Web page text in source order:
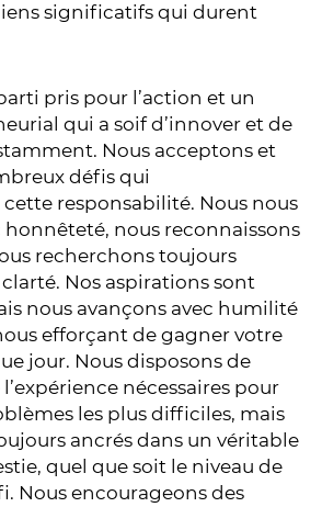
significatifs qui durent
pris pour l’action et un
qui a soif d’innover et de
Nous acceptons et
défis qui
responsabilité. Nous nous
nous reconnaissons
recherchons toujours
clarté. Nos aspirations sont
nous avançons avec humilité
efforçant de gagner votre
jour. Nous disposons de
l’expérience nécessaires pour
les plus difficiles, mais
ancrés dans un véritable
quel que soit le niveau de
Nous encourageons des